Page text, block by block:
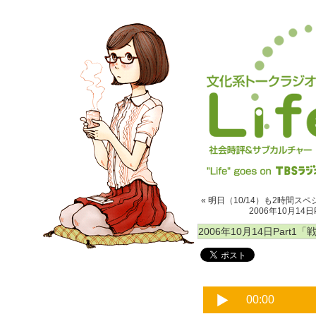
« 明日（10/14）も2時間スペ
2006年10月14日
2006年10月14日Part1「